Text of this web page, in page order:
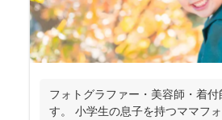
フォトグラファー・美容師・着
す。 小学生の息子を持つママフ